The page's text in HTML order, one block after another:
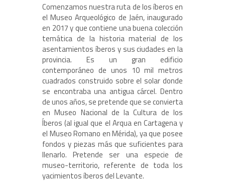
Comenzamos nuestra ruta de los íberos en
el Museo Arqueológico de Jaén, inaugurado
en 2017 y que contiene una buena colección
temática de la historia material de los
asentamientos íberos y sus ciudades en la
provincia. Es un gran edificio
contemporáneo de unos 10 mil metros
cuadrados construido sobre el solar donde
se encontraba una antigua cárcel. Dentro
de unos años, se pretende que se convierta
en Museo Nacional de la Cultura de los
Íberos (al igual que el Arqua en Cartagena y
el Museo Romano en Mérida), ya que posee
fondos y piezas más que suficientes para
llenarlo. Pretende ser una especie de
museo-territorio, referente de toda los
yacimientos íberos del Levante.